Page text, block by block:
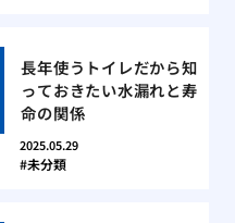
長年使うトイレだから知
っておきたい水漏れと寿
命の関係
2025.05.29
未分類